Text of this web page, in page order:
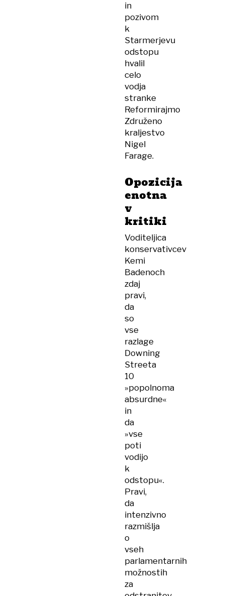
in
pozivom
k
Starmerjevu
odstopu
hvalil
celo
vodja
stranke
Reformirajmo
Združeno
kraljestvo
Nigel
Farage.
Opozicija
enotna
v
kritiki
Voditeljica
konservativcev
Kemi
Badenoch
zdaj
pravi,
da
so
vse
razlage
Downing
Streeta
10
»popolnoma
absurdne«
in
da
»vse
poti
vodijo
k
odstopu«.
Pravi,
da
intenzivno
razmišlja
o
vseh
parlamentarnih
možnostih
za